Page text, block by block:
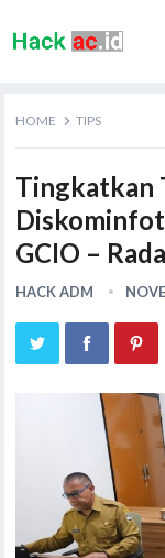
HOME TIPS
Tingkatkan
GCIO –
HACK ADM